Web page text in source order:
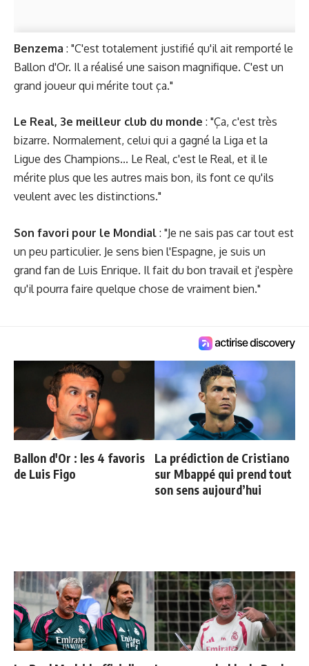
Benzema : "C'est totalement justifié qu'il ait remporté le
Ballon d'Or. Il a réalisé une saison magnifique. C'est un
grand joueur qui mérite tout ça."
Le Real, 3e meilleur club du monde : "Ça, c'est très
bizarre. Normalement, celui qui a gagné la Liga et la
Ligue des Champions... Le Real, c'est le Real, et il le
mérite plus que les autres mais bon, ils font ce qu'ils
veulent avec les distinctions."
Son favori pour le Mondial : "Je ne sais pas car tout est
un peu particulier. Je sens bien l'Espagne, je suis un
grand fan de Luis Enrique. Il fait du bon travail et j'espère
qu'il pourra faire quelque chose de vraiment bien."
Ballon d'Or : les 4 favoris
de Luis Figo
La prédiction de Cristiano
sur Mbappé qui prend tout
son sens aujourd’hui